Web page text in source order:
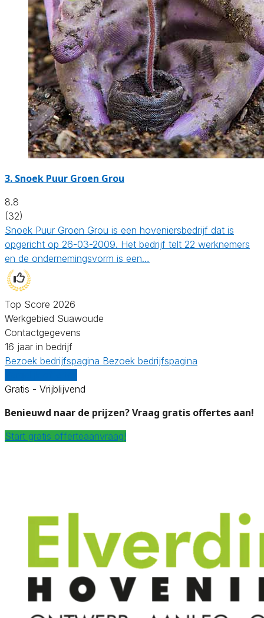
3. Snoek Puur Groen Grou
8.8
(32)
Snoek Puur Groen Grou is een hoveniersbedrijf dat is
opgericht op 26-03-2009. Het bedrijf telt 22 werknemers
en de ondernemingsvorm is een…
Top Score 2026
Werkgebied Suawoude
Contactgegevens
16 jaar in bedrijf
Bezoek bedrijfspagina Bezoek bedrijfspagina
Gratis - Vrijblijvend
Benieuwd naar de prijzen? Vraag gratis offertes aan!
Start gratis offerteaanvraag!